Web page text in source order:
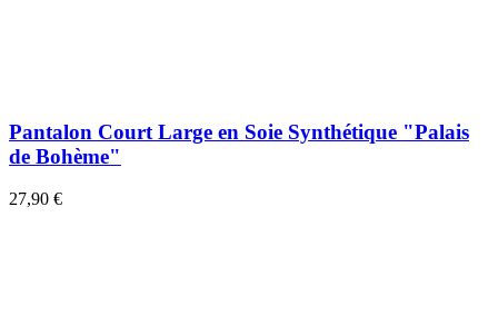
Pantalon Court Large en Soie Synthétique "Palais
de Bohème"
27,90 €